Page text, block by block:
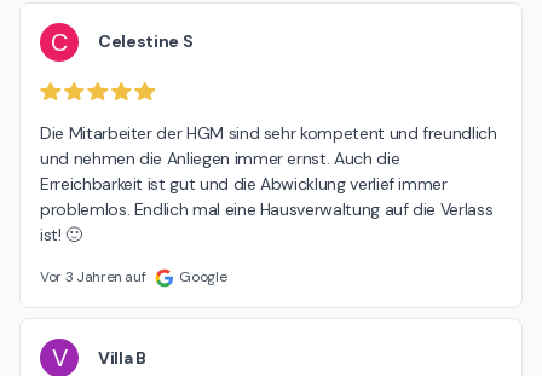
C Celestine S
Die Mitarbeiter der HGM sind sehr kompetent und freundlich
und nehmen die Anliegen immer ernst. Auch die
Erreichbarkeit ist gut und die Abwicklung verlief immer
problemlos. Endlich mal eine Hausverwaltung auf die Verlass
ist! 🙂
Vor 3 Jahren auf Google
V Villa B